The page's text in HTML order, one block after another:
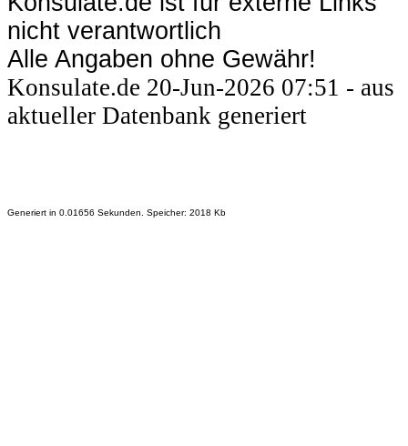
nicht verantwortlich
Alle Angaben ohne Gewähr!
Konsulate.de 20-Jun-2026 07:51 - aus
aktueller Datenbank generiert
Generiert in 0.01656 Sekunden. Speicher: 2018 Kb